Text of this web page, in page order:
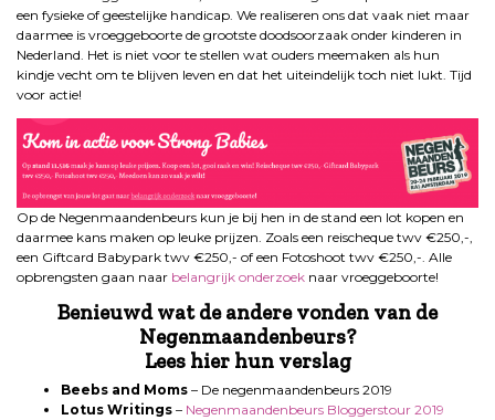
een fysieke of geestelijke handicap. We realiseren ons dat vaak niet maar
daarmee is vroeggeboorte de grootste doodsoorzaak onder kinderen in
Nederland. Het is niet voor te stellen wat ouders meemaken als hun
kindje vecht om te blijven leven en dat het uiteindelijk toch niet lukt. Tijd
voor actie!
Op de Negenmaandenbeurs kun je bij hen in de stand een lot kopen en
daarmee kans maken op leuke prijzen. Zoals een reischeque twv €250,-,
een Giftcard Babypark twv €250,- of een Fotoshoot twv €250,-. Alle
opbrengsten gaan naar belangrijk onderzoek naar vroeggeboorte!
Benieuwd wat de andere vonden van de
Negenmaandenbeurs?
Lees hier hun verslag
Beebs and Moms – De negenmaandenbeurs 2019
Lotus Writings – Negenmaandenbeurs Bloggerstour 2019